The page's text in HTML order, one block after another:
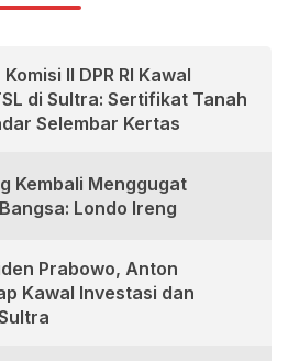
II DPR RI Kawal
di Sultra: Sertifikat Tanah
Selembar Kertas
Kembali Menggugat
Londo Ireng
Prabowo, Anton
Kawal Investasi dan